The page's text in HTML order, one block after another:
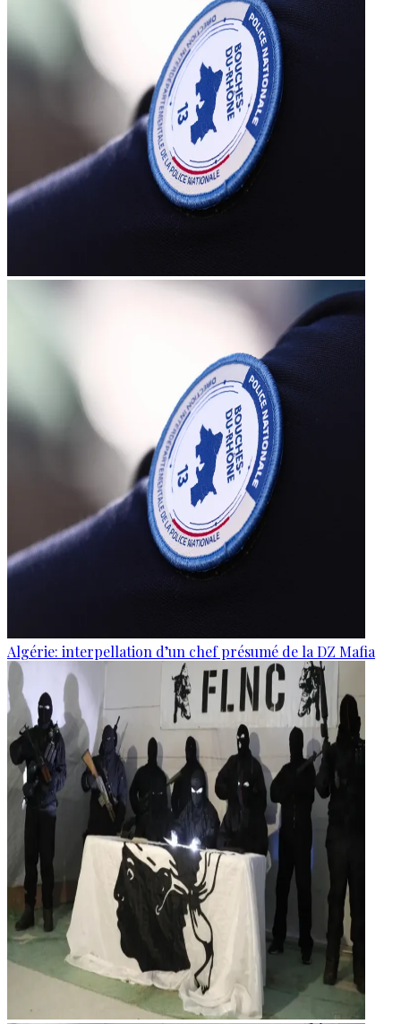
Algérie: interpellation d’un chef présumé de la DZ Mafia